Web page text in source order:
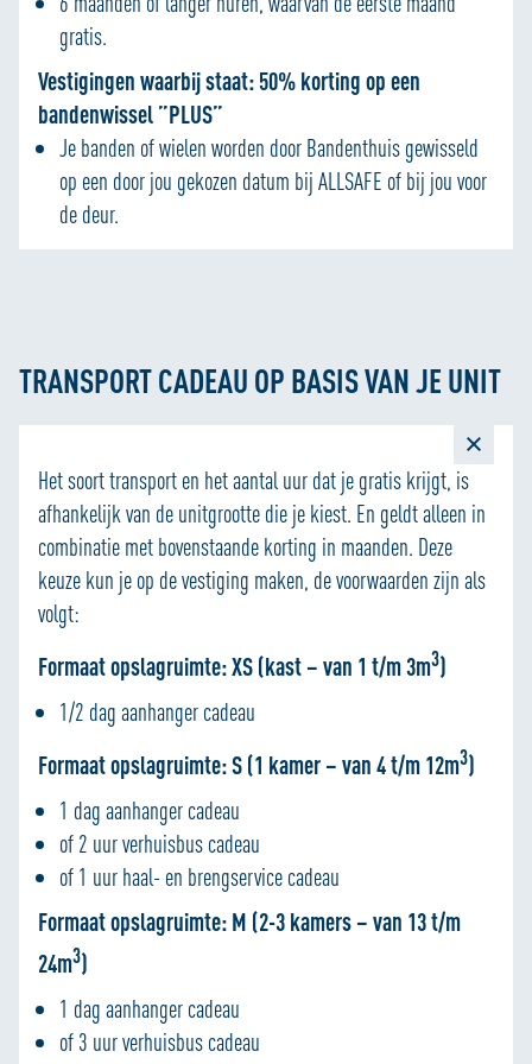
personaliseren en om functies voor social media te
bieden. We delen informatie over je gebruik van onze site
met onze partners voor social media, adverteren en
analyse zodat we ook buiten onze website een
informatie over hoe wij cookies gebruiken, bekijk onze
Cookie Policy
gratis.
Vestigingen waarbij staat: 50% korting op een
bandenwissel ”PLUS”
Je banden of wielen worden door Bandenthuis gewisseld
op een door jou gekozen datum bij ALLSAFE of bij jou voor
de deur.
TRANSPORT CADEAU OP BASIS VAN JE UNIT
Het soort transport en het aantal uur dat je gratis krijgt, is
afhankelijk van de unitgrootte die je kiest. En geldt alleen in
combinatie met bovenstaande korting in maanden. Deze
keuze kun je op de vestiging maken, de voorwaarden zijn als
volgt:
Formaat opslagruimte: XS (kast – van 1 t/m 3m3)
1/2 dag aanhanger cadeau
Formaat opslagruimte: S (1 kamer – van 4 t/m 12m3)
1 dag aanhanger cadeau
of 2 uur verhuisbus cadeau
of 1 uur haal- en brengservice cadeau
Formaat opslagruimte: M (2-3 kamers – van 13 t/m
24m3)
1 dag aanhanger cadeau
of 3 uur verhuisbus cadeau